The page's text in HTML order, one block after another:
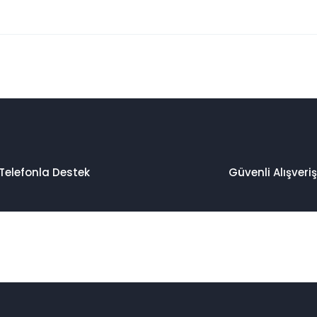
Telefonla Destek Güvenli Alışveriş